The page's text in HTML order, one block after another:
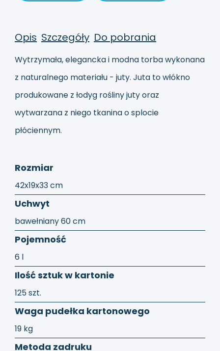
Opis Szczegóły Do pobrania
Wytrzymała, elegancka i modna torba wykonana
z naturalnego materiału - juty. Juta to włókno
produkowane z łodyg rośliny juty oraz
wytwarzana z niego tkanina o splocie
płóciennym.
Rozmiar
42x19x33 cm
Uchwyt
bawełniany 60 cm
Pojemność
6 l
Ilość sztuk w kartonie
125 szt.
Waga pudełka kartonowego
19 kg
Metoda zadruku